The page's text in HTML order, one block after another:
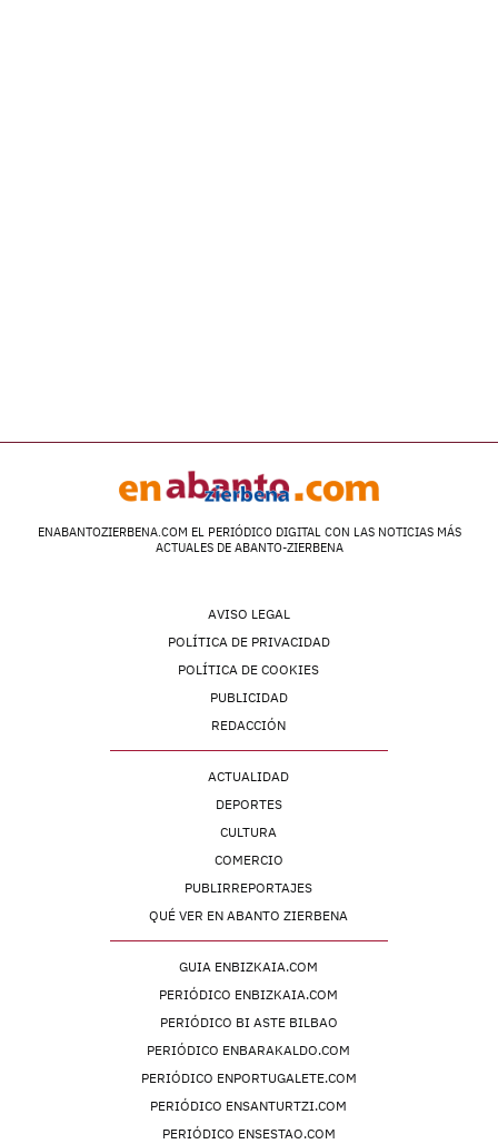
ENABANTOZIERBENA.COM EL PERIÓDICO DIGITAL CON LAS NOTICIAS MÁS
ACTUALES DE ABANTO-ZIERBENA
AVISO LEGAL
POLÍTICA DE PRIVACIDAD
POLÍTICA DE COOKIES
PUBLICIDAD
REDACCIÓN
ACTUALIDAD
DEPORTES
CULTURA
COMERCIO
PUBLIRREPORTAJES
QUÉ VER EN ABANTO ZIERBENA
GUIA ENBIZKAIA.COM
PERIÓDICO ENBIZKAIA.COM
PERIÓDICO BI ASTE BILBAO
PERIÓDICO ENBARAKALDO.COM
PERIÓDICO ENPORTUGALETE.COM
PERIÓDICO ENSANTURTZI.COM
PERIÓDICO ENSESTAO.COM